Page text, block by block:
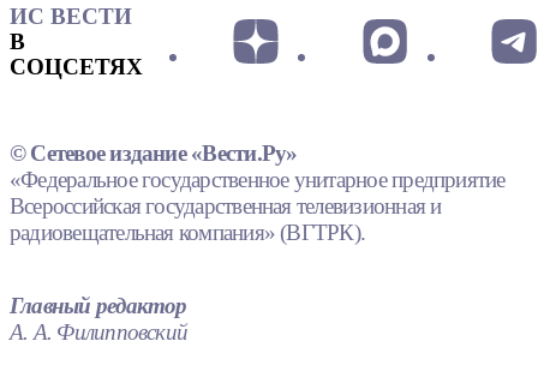
ИС ВЕСТИ
В
СОЦСЕТЯХ
© Сетевое издание «Вести.Ру»
«Федеральное государственное унитарное предприятие
Всероссийская государственная телевизионная и
радиовещательная компания» (ВГТРК).
Главный редактор
А. А. Филипповский